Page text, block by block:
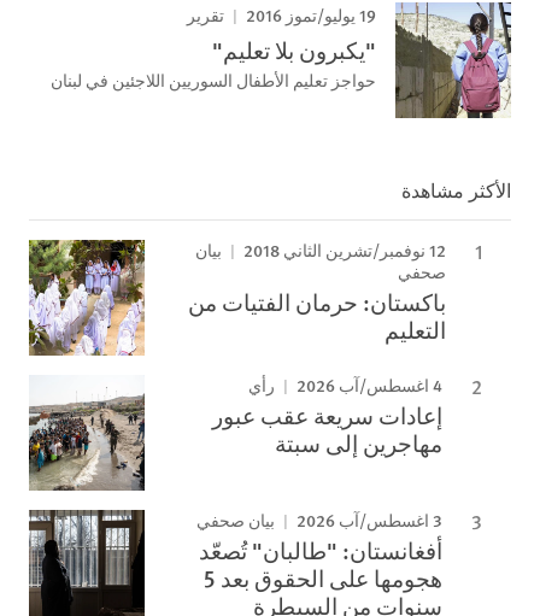
19 يوليو/تموز 2016 تقرير
"يكبرون بلا تعليم"
حواجز تعليم الأطفال السوريين اللاجئين في لبنان
الأكثر مشاهدة
12 نوفمبر/تشرين الثاني 2018
بيان
صحفي
باكستان: حرمان الفتيات من
التعليم
4 اغسطس/آب 2026 رأي
إعادات سريعة عقب عبور
مهاجرين إلى سبتة
3 اغسطس/آب 2026 بيان صحفي
أفغانستان: "طالبان" تُصعّد
هجومها على الحقوق بعد 5
سنوات من السيطرة